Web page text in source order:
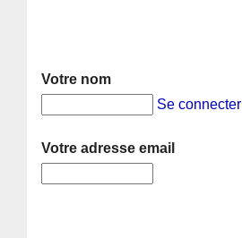
Votre nom
Se connecter
Votre adresse email